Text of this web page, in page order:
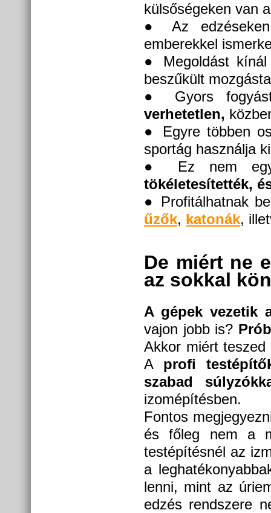
külsőségeken van
● Az
emberekkel
● Megoldást kínál
beszűkült
● Gyors
verhetetlen,
● Egyre többen
sportág használja
● Ez nem egy
tökéletesítették,
● Profitálhatnak
űzők, katonák,
De miért ne
az sokkal
A gépek vezetik
vajon jobb is?
Akkor miért teszed
A profi
szabad
izomépítésben.
Fontos
és főleg nem a
testépítésnél az
a
lenni, mint az
edzés rendszere